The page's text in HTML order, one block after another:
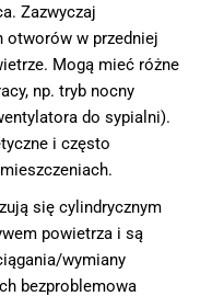
Zazwyczaj
otworów w przedniej
Mogą mieć różne
np. tryb nocny
do sypialni).
i często
się cylindrycznym
powietrza i są
wymiany
bezproblemowa